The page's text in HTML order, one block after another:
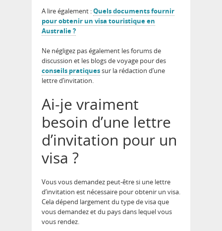
A lire également :Quels documents fournir
pour obtenir un visa touristique en
Australie ?
Ne négligez pas également les forums de
discussion et les blogs de voyage pour des
conseils pratiquessur la rédaction d’une
lettre d’invitation.
Ai-je vraiment
besoin d’une lettre
d’invitation pour un
visa ?
Vous vous demandez peut-être si une lettre
d’invitation est nécessaire pour obtenir un visa.
Cela dépend largement du type de visa que
vous demandez et du pays dans lequel vous
vous rendez.